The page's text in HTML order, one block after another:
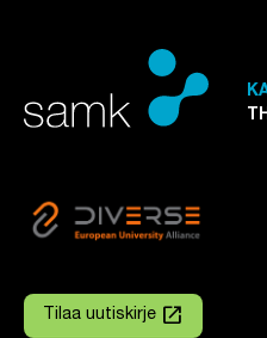
Tilaa uutiskirje
Linkki avautuu
launch